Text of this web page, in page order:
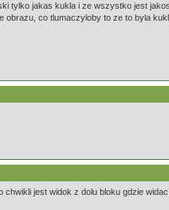
tylko jakas kukla i ze wszystko jest
obrazu, co tlumaczyloby to ze to byla
jest widok z dolu bloku gdzie